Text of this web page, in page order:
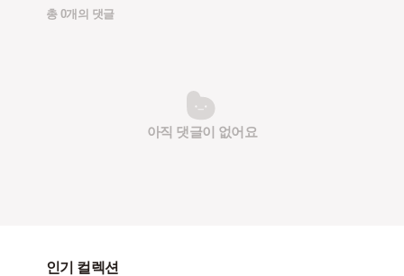
총 0개의 댓글
아직 댓글이 없어요
인기 컬렉션